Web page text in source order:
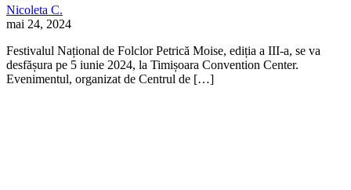
Nicoleta C.
mai 24, 2024
Festivalul Național de Folclor Petrică Moise, ediția a III-a, se va
desfășura pe 5 iunie 2024, la Timișoara Convention Center.
Evenimentul, organizat de Centrul de […]